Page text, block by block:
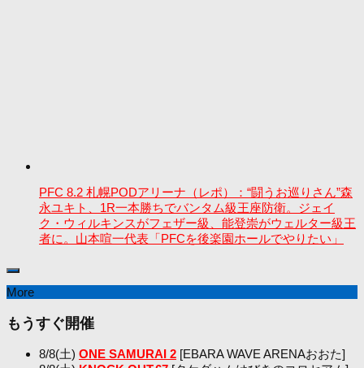
PFC 8.2 札幌PODアリーナ（レポ）：“闘うお巡りさん”森
永ユキト、1R一本勝ちでバンタム級王座防衛。ジェイ
ク・ウィルキンスがフェザー級、能登崇がウェルター級王
者に。山本喧一代表「PFCを後楽園ホールでやりたい」
More
もうすぐ開催
8/8(土) ONE SAMURAI 2 [EBARA WAVE ARENAおおた]